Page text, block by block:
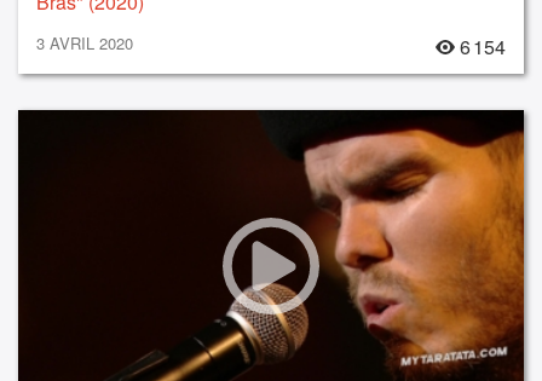
3 AVRIL 2020 6 154